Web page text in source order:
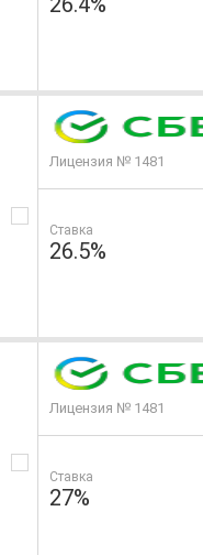
Лицензия № 1481
Ставка
26.5%
Лицензия № 1481
Ставка
27%